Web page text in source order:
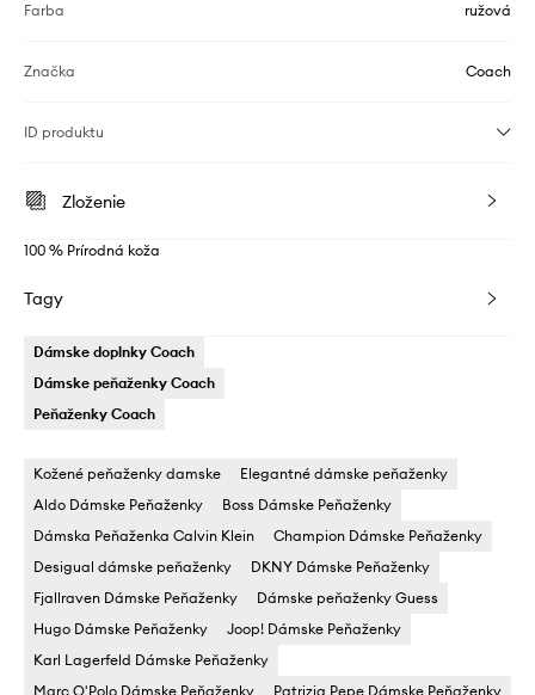
Farba ružová
Značka Coach
ID produktu
Zloženie
100 % Prírodná koža
Tagy
Dámske doplnky Coach
Dámske peňaženky Coach
Peňaženky Coach
Kožené peňaženky damske
Elegantné dámske peňaženky
Aldo Dámske Peňaženky
Boss Dámske Peňaženky
Dámska Peňaženka Calvin Klein
Champion Dámske Peňaženky
Desigual dámske peňaženky
DKNY Dámske Peňaženky
Fjallraven Dámske Peňaženky
Dámske peňaženky Guess
Hugo Dámske Peňaženky
Joop! Dámske Peňaženky
Karl Lagerfeld Dámske Peňaženky
Marc O'Polo Dámske Peňaženky
Patrizia Pepe Dámske Peňaženky